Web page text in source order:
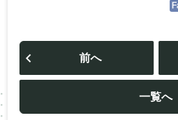
投
ビ
ー
シ
ョ
前へ
一覧へ